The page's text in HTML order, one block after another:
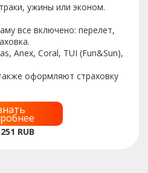
ужины или эконом.
все включено: перелет,
Anex, Coral, TUI (Fun&Sun),
оформляют страховку
RUB